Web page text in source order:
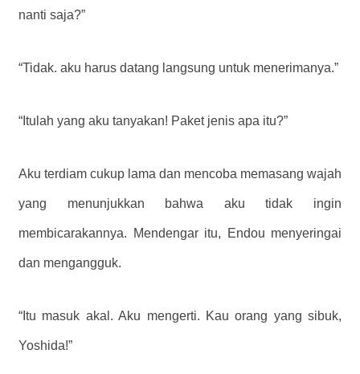
nanti saja?”
“Tidak. aku harus datang langsung untuk menerimanya.”
“Itulah yang aku tanyakan! Paket jenis apa itu?”
Aku terdiam cukup lama dan mencoba memasang wajah
yang menunjukkan bahwa aku tidak ingin
membicarakannya. Mendengar itu, Endou menyeringai
dan mengangguk.
“Itu masuk akal. Aku mengerti. Kau orang yang sibuk,
Yoshida!”